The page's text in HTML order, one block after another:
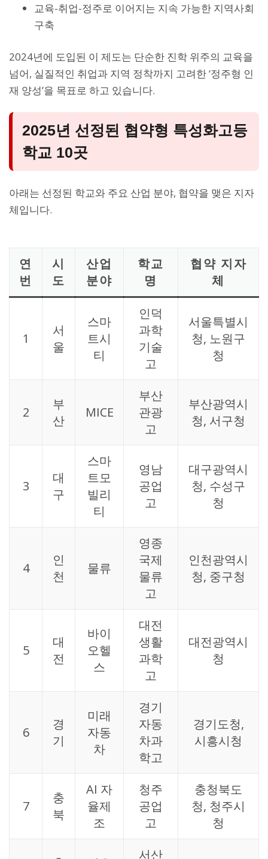
교육-취업-정주로 이어지는 지속 가능한 지역사회
구축
2024년에 도입된 이 제도는 단순한 진학 위주의 교육을
넘어, 실질적인 취업과 지역 정착까지 고려한 ‘정주형 인
재 양성’을 목표로 하고 있습니다.
2025년 선정된 협약형 특성화고등
학교 10곳
아래는 선정된 학교와 주요 산업 분야, 협약을 맺은 지자
체입니다.
연
번
시
도
산업
분야
학교
명
협약 지자
체
1
서
울
스마
트시
티
인덕
과학
기술
고
서울특별시
청, 노원구
청
2
부
산
MICE
부산
관광
고
부산광역시
청, 서구청
3
대
구
스마
트모
빌리
티
영남
공업
고
대구광역시
청, 수성구
청
4
인
천
물류
영종
국제
물류
고
인천광역시
청, 중구청
5
대
전
바이
오헬
스
대전
생활
과학
고
대전광역시
청
6
경
기
미래
자동
차
경기
자동
차과
학고
경기도청,
시흥시청
7
충
북
AI 자
율제
조
청주
공업
고
충청북도
청, 청주시
청
서산